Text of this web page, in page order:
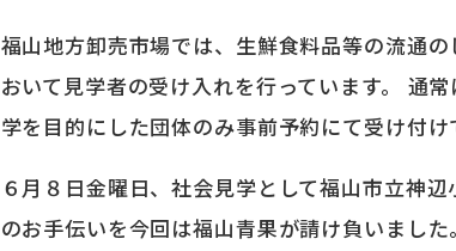
福山地方卸売市場では、生鮮食料品等の流通
おいて見学者の受け入れを行っています。 通
学を目的にした団体のみ事前予約にて受け付け
６月８日金曜日、社会見学として福山市立神
のお手伝いを今回は福山青果が請け負いました。